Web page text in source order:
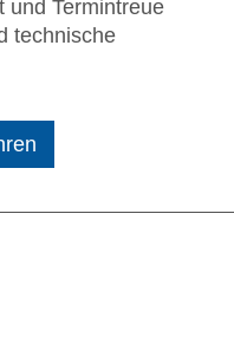
und Termintreue
technische